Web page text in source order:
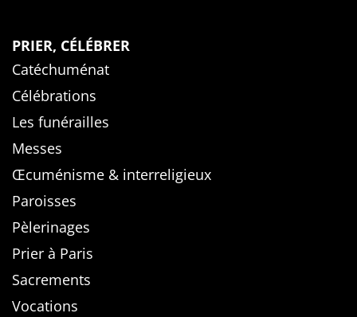
PRIER, CÉLÉBRER
Catéchuménat
Célébrations
Les funérailles
Messes
Œcuménisme & interreligieux
Paroisses
Pèlerinages
Prier à Paris
Sacrements
Vocations